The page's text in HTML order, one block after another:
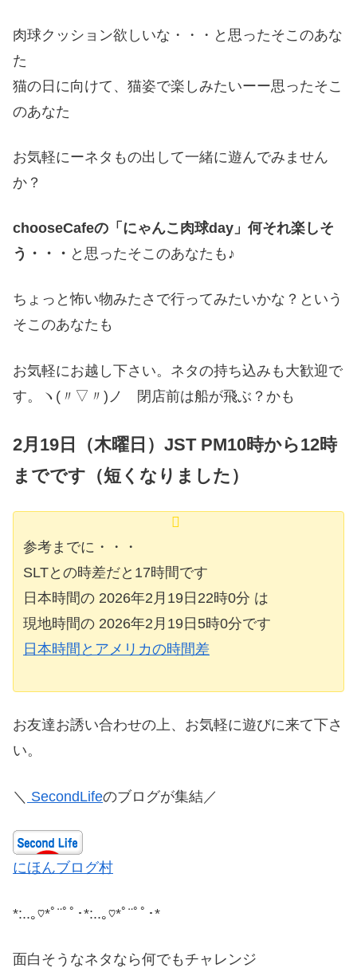
肉球クッション欲しいな・・・と思ったそこのあな
た
猫の日に向けて、猫姿で楽しみたいーー思ったそこ
のあなた
お気軽にーネタもの出して一緒に遊んでみません
か？
chooseCafeの「にゃんこ肉球day」何それ楽しそ
う・・・ と思ったそこのあなたも♪
ちょっと怖い物みたさで行ってみたいかな？という
そこのあなたも
お気軽にお越し下さい。ネタの持ち込みも大歓迎で
す。ヽ(〃▽〃)ノ 閉店前は船が飛ぶ？かも
2月19日（木曜日）JST PM10時から12時
までです（短くなりました）
参考までに・・・
SLTとの時差だと17時間です
日本時間の 2026年2月19日22時0分 は
現地時間の 2026年2月19日5時0分です
日本時間とアメリカの時間差
お友達お誘い合わせの上、お気軽に遊びに来て下さ
い。
＼ SecondLifeのブログが集結／
にほんブログ村
*:..｡♡*ﾟ¨ﾟﾟ･*:..｡♡*ﾟ¨ﾟﾟ･*
面白そうなネタなら何でもチャレンジ